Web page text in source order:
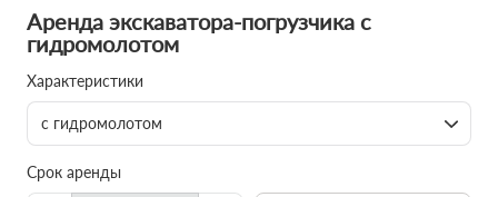
Аренда экскаватора-погрузчика с
гидромолотом
Характеристики
с гидромолотом
Срок аренды